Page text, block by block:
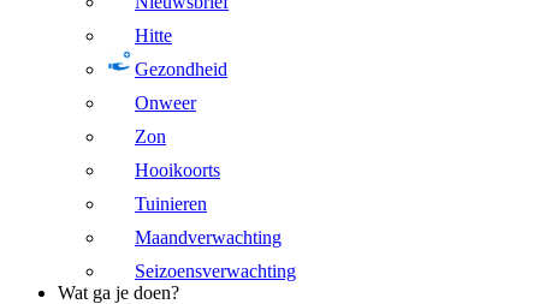
Hitte
Gezondheid
Onweer
Zon
Hooikoorts
Tuinieren
Maandverwachting
Seizoensverwachting
Wat ga je doen?